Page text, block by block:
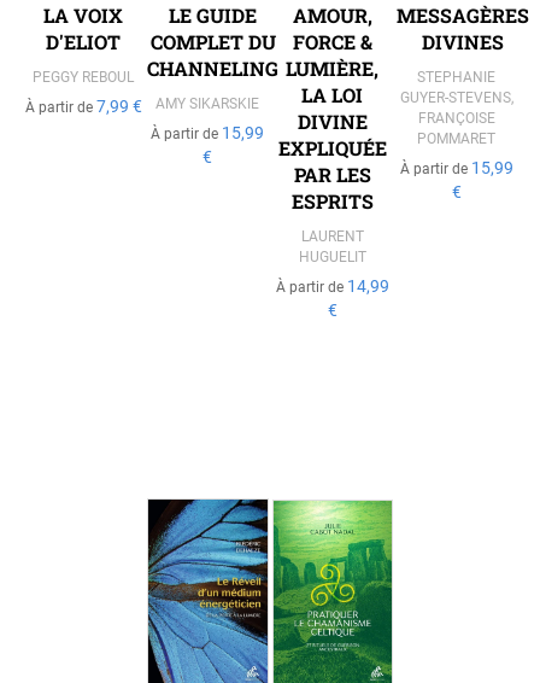
LA VOIX
D'ELIOT
PEGGY REBOUL
À partir de 7,99 €
LE GUIDE
COMPLET DU
CHANNELING
AMY SIKARSKIE
À partir de 15,99
€
AMOUR,
FORCE &
LUMIÈRE,
LA LOI
DIVINE
EXPLIQUÉE
PAR LES
ESPRITS
LAURENT
HUGUELIT
À partir de 14,99
€
MESSAGÈRES
DIVINES
STEPHANIE
GUYER-STEVENS,
FRANÇOISE
POMMARET
À partir de 15,99
€